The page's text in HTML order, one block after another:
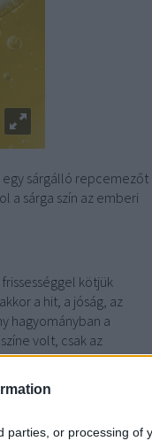
parties, or processing of
sárgálló repcemezőt
a sárga szín az emberi
kötjük
a hit, a jóság, az
hagyományban a
volt, csak az